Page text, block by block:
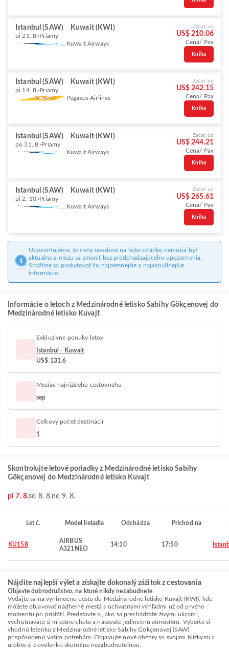
Istanbul (SAW) Kuwait (KWI)
pi 21. 8. Priamy
Kuwait Airways
Začať od
US$ 210.06
Cena/ Pax
Kniha
Istanbul (SAW) Kuwait (KWI)
pi 14. 8. Priamy
Pegasus Airlines
Začať od
US$ 242.15
Cena/ Pax
Kniha
Istanbul (SAW) Kuwait (KWI)
po 31. 8. Priamy
Kuwait Airways
Začať od
US$ 244.21
Cena/ Pax
Kniha
Istanbul (SAW) Kuwait (KWI)
pi 2. 10. Priamy
Kuwait Airways
Začať od
US$ 265.61
Cena/ Pax
Kniha
Upozorňujeme, že ceny uvedené na tejto stránke nemusia byť
aktuálne a môžu sa zmeniť bez predchádzajúceho upozornenia.
Snažíme sa poskytovať čo najpresnejšie a najaktuálnejšie
informácie.
Informácie o letoch z Medzinárodné letisko Sabihy Gökçenovej do
Medzinárodné letisko Kuvajt
Exkluzívne ponuky letov
Istanbul - Kuwait
US$ 131.6
Mesiac najnižšieho cestovného
sep
Celkový počet destinácií
1
Skontrolujte letové poriadky z Medzinárodné letisko Sabihy
Gökçenovej do Medzinárodné letisko Kuvajt
pi 7. 8.so 8. 8.ne 9. 8.
Let č. Model lietadla Odchádza Príchod na
KU158
AIRBUS
A321NEO
14:10 17:50
Nájdite najlepší výlet a získajte dokonalý zážitok z cestovania
Objavte dobrodružstvo, na ktoré nikdy nezabudnete
Vydajte sa na výnimočnú cestu do Medzinárodné letisko Kuvajt (KWI), kde
môžete objavovať nádherné mestá s úchvatnými výhľadmi už od prvého
momentu po pristátí. Predstavte si, ako sa prechádzate živými ulicami,
vychutnávate si miestne chute a nasávate jedinečnú atmosféru. Vyberte si
vhodnú letenku z Medzinárodné letisko Sabihy Gökçenovej (SAW)
prispôsobenú vašim potrebám. Objavujte nové obzory so svojimi blízkymi a
urobte si dovolenku skutočne nezabudnuteľnou.